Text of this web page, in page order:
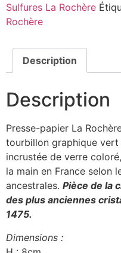
Sulfures La Rochère
Rochère
Description
Description
Presse-papier La
tourbillon graphique vert
incrustée de verre
la main en France selon
ancestrales. Pièce de la
des plus anciennes
1475.
Dimensions :